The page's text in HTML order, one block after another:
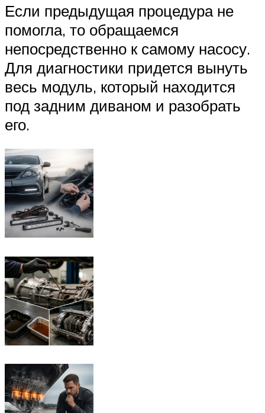
Если предыдущая процедура не
помогла, то обращаемся
непосредственно к самому насосу.
Для диагностики придется вынуть
весь модуль, который находится
под задним диваном и разобрать
его.